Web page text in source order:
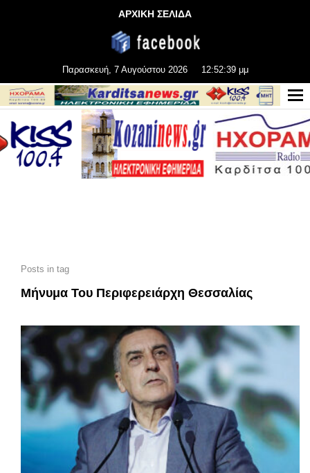
ΑΡΧΙΚΗ ΣΕΛΙΔΑ
Παρασκευή, 7 Αυγούστου 2026 12:52:39 μμ
Posts in tag
Μήνυμα Του Περιφερειάρχη Θεσσαλίας